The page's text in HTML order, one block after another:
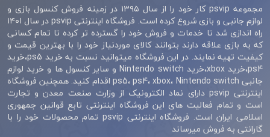
مجموعه psvip کار خود را از سال ۱۳۹۵ در زمینه فروش کنسول بازی و
لوازم جانبی و بازی شروع کرده است. فروشگاه اینترنتی psvip در سال ۱۴۰۱
راه اندازی شد تا خدمات و فروش خود را گسترده تر کرده تا تمام کسانی
که به بازی علاقه دارند بتوانند کالای موردنیاز خود را با بهترین قیمت و
کیفیت تهیه نمایند. در این فروشگاه میتوانید نسبت به خرید ps5،خرید
ps4،خرید xbox،خرید Nintendo switch و سایر کنسول ها و خرید لوازم
جانبی ps5، ps4، xbox، Nintendo switch اقدام کنید. همچنین فروشگاه
اینترنتی psvip دارای نماد الکترونیک از وزارت صنعت معدن و تجارت
است و تمام فعالیت های این فروشگاه اینترنتی تابع قوانین جمهوری
اسلامی ایران است. فروشگاه اینترنتی psvip تمام محصولات خود را با
گارانتی به فروش میرساند